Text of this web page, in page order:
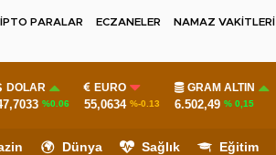
PARALAR ECZANELER
NAMAZ VAKİTLERİ
DOLAR
%0.06
EURO
55,0634 %-0.13
GRAM ALTIN
6.502,49 % 0,15
Dünya Sağlık Eğitim